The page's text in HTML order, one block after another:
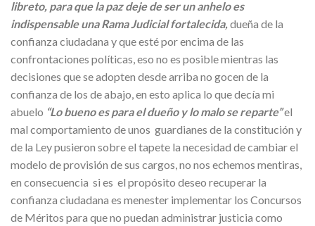
libreto, para que la paz deje de ser un anhelo es
indispensable una Rama Judicial fortalecida,dueña de la
confianza ciudadana y que esté por encima de las
confrontaciones políticas, eso no es posible mientras las
decisiones que se adopten desde arriba no gocen de la
confianza de los de abajo, en esto aplica lo que decía mi
abuelo “Lo bueno es para el dueño y lo malo se reparte”el
mal comportamiento de unos guardianes de la constitución y
de la Ley pusieron sobre el tapete la necesidad de cambiar el
modelo de provisión de sus cargos, no nos echemos mentiras,
en consecuencia si es el propósito deseo recuperar la
confianza ciudadana es menester implementar los Concursos
de Méritos para que no puedan administrar justicia como